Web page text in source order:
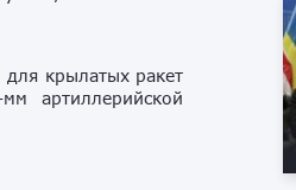
крылатых ракет
артиллерийской